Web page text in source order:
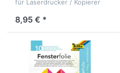
für Laserdrucker / Kopierer
8,95 € *